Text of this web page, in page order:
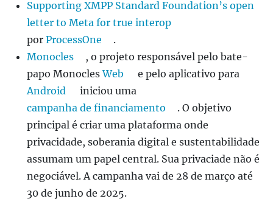
Supporting XMPP Standard Foundation’s open
letter to Meta for true interop
por ProcessOne
.
Monocles
, o projeto responsável pelo bate-
papo MonoclesWeb
e pelo aplicativo para
Android
iniciou uma
campanha de financiamento
. O objetivo
principal é criar uma plataforma onde
privacidade, soberania digital e sustentabilidade
assumam um papel central. Sua privaciade não é
negociável. A campanha vai de 28 de março até
30 de junho de 2025.